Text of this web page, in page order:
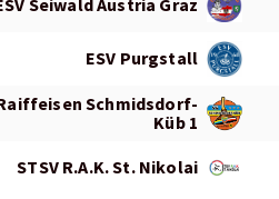
Seiwald Austria Graz
ESV Purgstall
Schmidsdorf-
Küb 1
STSV R.A.K. St. Nikolai